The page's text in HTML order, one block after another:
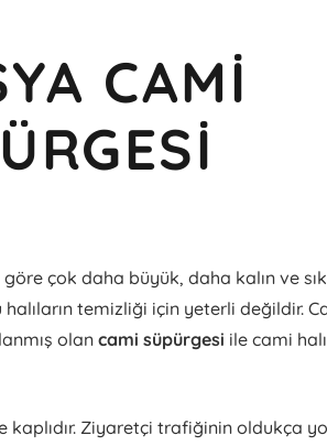
CAMI
çok daha büyük, daha kalın ve
temizliği için yeterli değildir.
olancami süpürgesi ile cami
kaplıdır. Ziyaretçi trafiğinin oldukça